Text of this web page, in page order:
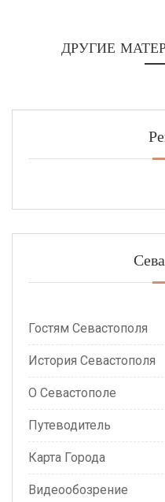
ДРУГИЕ
Гостям Севастополя
История Севастополя
О Севастополе
Путеводитель
Карта Города
Видеообозрение